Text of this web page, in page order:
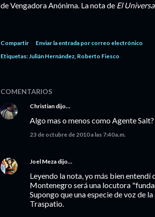
de Vengadora Anónima. La nota de El
Compartir
Enviar la entrada por correo electrónico
Etiquetas:Julián Hernández Roberto Fiesco
COMENTARIOS
Christian dijo…
Algo mas o menos como Agente Salt?
23 de octubre de 2010 a las 7:40 a.m.
Joel Meza dijo…
Leyendo la nota, yo más bien entendí
Montenegro será una locutora
Supongo que una especie de voz de
Traspatio.